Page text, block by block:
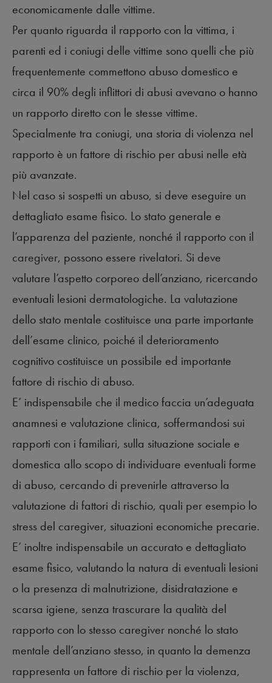
economicamente dalle vittime.
Per quanto riguarda il rapporto con la vittima, i
parenti ed i coniugi delle vittime sono quelli che più
frequentemente commettono abuso domestico e
circa il 90% degli inflittori di abusi avevano o hanno
un rapporto diretto con le stesse vittime.
Specialmente tra coniugi, una storia di violenza nel
rapporto è un fattore di rischio per abusi nelle età
più avanzate.
Nel caso si sospetti un abuso, si deve eseguire un
dettagliato esame fisico. Lo stato generale e
l’apparenza del paziente, nonché il rapporto con il
caregiver, possono essere rivelatori. Si deve
valutare l’aspetto corporeo dell’anziano, ricercando
eventuali lesioni dermatologiche. La valutazione
dello stato mentale costituisce una parte importante
dell’esame clinico, poiché il deterioramento
cognitivo costituisce un possibile ed importante
fattore di rischio di abuso.
E’ indispensabile che il medico faccia un’adeguata
anamnesi e valutazione clinica, soffermandosi sui
rapporti con i familiari, sulla situazione sociale e
domestica allo scopo di individuare eventuali forme
di abuso, cercando di prevenirle attraverso la
valutazione di fattori di rischio, quali per esempio lo
stress del caregiver, situazioni economiche precarie.
E’ inoltre indispensabile un accurato e dettagliato
esame fisico, valutando la natura di eventuali lesioni
o la presenza di malnutrizione, disidratazione e
scarsa igiene, senza trascurare la qualità del
rapporto con lo stesso caregiver nonché lo stato
mentale dell’anziano stesso, in quanto la demenza
rappresenta un fattore di rischio per la violenza,